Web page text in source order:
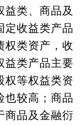
益类、商品及
定收益类产品
权类资产，收
益类产品主要
权等权益类资
也较高；商品
商品及金融衍